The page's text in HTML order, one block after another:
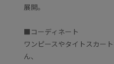
展開。
■コーディネート
ワンピースやタイトスカー
ん、